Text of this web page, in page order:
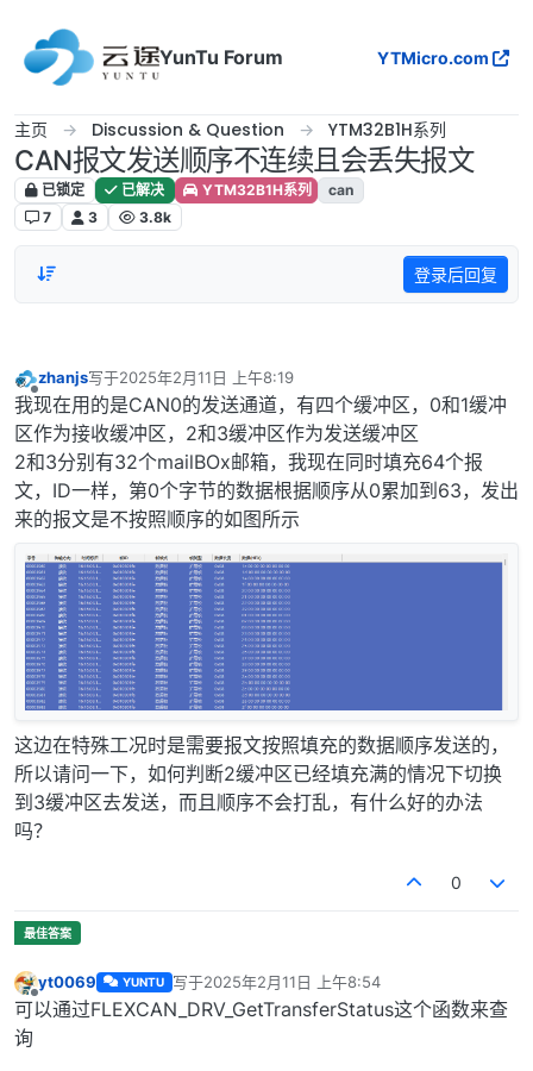
YunTu Forum
YTMicro.com
主页 Discussion & Question YTM32B1H系列
CAN报文发送顺序不连续且会丢失报文
已锁定 已解决 YTM32B1H系列
can
7
3 3.8k
登录后回复
离线
zhanjs写于2025年2月11日 上午8:19
最后由 编辑
我现在用的是CAN0的发送通道，有四个缓冲区，0和1缓冲
区作为接收缓冲区，2和3缓冲区作为发送缓冲区
2和3分别有32个mailBOx邮箱，我现在同时填充64个报
文，ID一样，第0个字节的数据根据顺序从0累加到63，发出
来的报文是不按照顺序的如图所示
这边在特殊工况时是需要报文按照填充的数据顺序发送的，
所以请问一下，如何判断2缓冲区已经填充满的情况下切换
到3缓冲区去发送，而且顺序不会打乱，有什么好的办法
吗？
0
离线
yt0069 YUNTU 写于2025年2月11日 上午8:54
最后由 编辑
可以通过FLEXCAN_DRV_GetTransferStatus这个函数来查
询